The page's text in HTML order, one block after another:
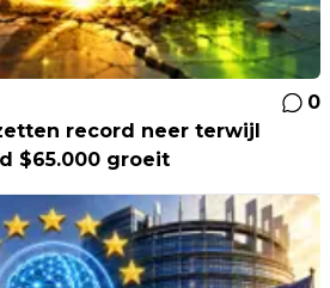
0
record neer terwijl
$65.000 groeit